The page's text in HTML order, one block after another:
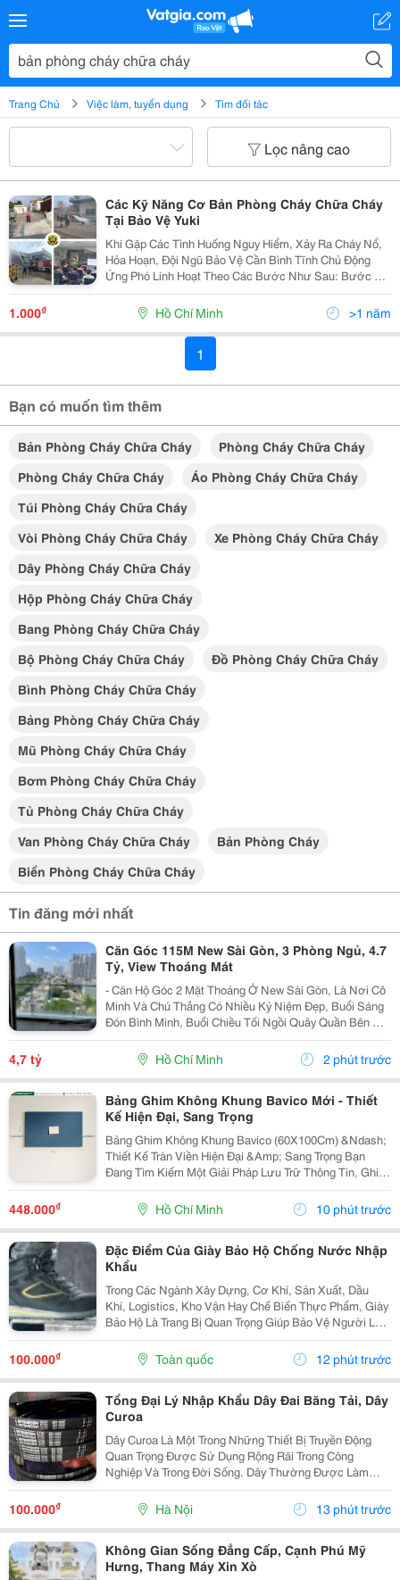
Trang Chủ Việc làm, tuyển dụng Tìm đối tác
Lọc nâng cao
Các Kỹ Năng Cơ Bản Phòng Cháy Chữa Cháy
Tại Bảo Vệ Yuki
Khi Gặp Các Tình Huống Nguy Hiểm, Xảy Ra Cháy Nổ,
Hỏa Hoạn, Đội Ngũ Bảo Vệ Cần Bình Tĩnh Chủ Động
Ứng Phó Linh Hoạt Theo Các Bước Như Sau: Bước 1:
Kích Hoạt Đám Cháy Đội Ngũ Bảo Vệ Yuki Sepre 24 Cho
Rằng Bước Kích Hoạt Chế Độ Đám Cháy Là Điều
Quan...
1.000₫ Hồ Chí Minh >1 năm
1
Bạn có muốn tìm thêm
Bản Phòng Cháy Chữa Cháy
Phòng Cháy Chữa Cháy
Phòng Cháy Chữa Cháy
Áo Phòng Cháy Chữa Cháy
Túi Phòng Cháy Chữa Cháy
Vòi Phòng Cháy Chữa Cháy
Xe Phòng Cháy Chữa Cháy
Dây Phòng Cháy Chữa Cháy
Hộp Phòng Cháy Chữa Cháy
Bang Phòng Cháy Chữa Cháy
Bộ Phòng Cháy Chữa Cháy
Đồ Phòng Cháy Chữa Cháy
Bình Phòng Cháy Chữa Cháy
Bảng Phòng Cháy Chữa Cháy
Mũ Phòng Cháy Chữa Cháy
Bơm Phòng Cháy Chữa Cháy
Tủ Phòng Cháy Chữa Cháy
Van Phòng Cháy Chữa Cháy
Bản Phòng Cháy
Biển Phòng Cháy Chữa Cháy
Tin đăng mới nhất
Căn Góc 115M New Sài Gòn, 3 Phòng Ngủ, 4.7
Tỷ, View Thoáng Mát
- Căn Hộ Góc 2 Mặt Thoáng Ở New Sài Gòn, Là Nơi Cô
Minh Và Chú Thắng Có Nhiều Kỷ Niệm Đẹp, Buổi Sáng
Đón Bình Minh, Buổi Chiều Tối Ngồi Quây Quần Bên Gia
Đình. Nay Chuẩn Bị Sang Ở Căn Biệt Thự Nên Đành
Gửi Gắm Căn Hộ Này Lại Với Giá 4.7 Tỷ - Căn Hộ...
4,7 tỷ Hồ Chí Minh 2 phút trước
Bảng Ghim Không Khung Bavico Mới - Thiết
Kế Hiện Đại, Sang Trọng
Bảng Ghim Không Khung Bavico (60X100Cm) &Ndash;
Thiết Kế Tràn Viền Hiện Đại &Amp; Sang Trọng Bạn
Đang Tìm Kiếm Một Giải Pháp Lưu Trữ Thông Tin, Ghi
Chú Công Việc Vừa Tiện Lợi Vừa Nâng Tầm Thẩm Mỹ
Cho Không Gian Sống Và Làm Việc? Bảng Ghim
Không...
448.000₫ Hồ Chí Minh 10 phút trước
Đặc Điểm Của Giày Bảo Hộ Chống Nước Nhập
Khẩu
Trong Các Ngành Xây Dựng, Cơ Khí, Sản Xuất, Dầu
Khí, Logistics, Kho Vận Hay Chế Biến Thực Phẩm, Giày
Bảo Hộ Là Trang Bị Quan Trọng Giúp Bảo Vệ Người Lao
Động Trước Những Nguy Cơ Tiềm Ẩn Trong Môi Trường
Làm Việc. Đối Với Những Công Việc Thường Xuyên...
100.000₫ Toàn quốc 12 phút trước
Tổng Đại Lý Nhập Khẩu Dây Đai Băng Tải, Dây
Curoa
Dây Curoa Là Một Trong Những Thiết Bị Truyền Động
Quan Trọng Được Sử Dụng Rộng Rãi Trong Công
Nghiệp Và Trong Đời Sống. Dây Thường Được Làm
Bằng Cao Su Tổng Hợp Có Nguồn Gốc Từ Dầu Mỏ, Bên
Trong Có Hoặc Không Có Lõi Thép. Dây Curoa Truyền
Động...
100.000₫ Hà Nội 13 phút trước
Không Gian Sống Đẳng Cấp, Cạnh Phú Mỹ
Hưng, Thang Máy Xin Xò